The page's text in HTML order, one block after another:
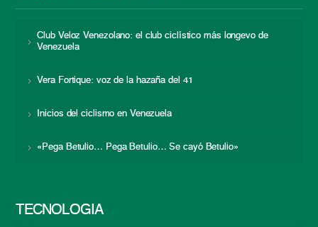
Club Veloz Venezolano: el club ciclístico más longevo de
Venezuela
Vera Fortique: voz de la hazaña del 41
Inicios del ciclismo en Venezuela
«Pega Betulio… Pega Betulio… Se cayó Betulio»
TECNOLOGÍA